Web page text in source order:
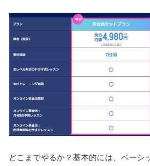
どこまでやるか？基本的には、ベーシ